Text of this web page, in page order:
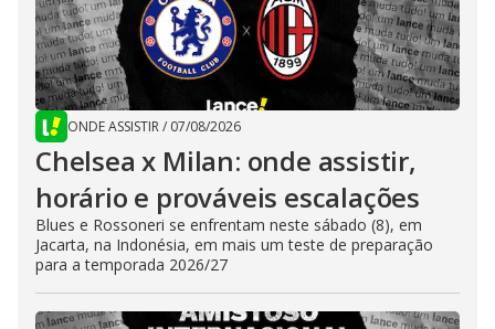
ONDE ASSISTIR/ 07/08/2026
Chelsea x Milan: onde assistir,
horário e prováveis escalações
Blues e Rossoneri se enfrentam neste sábado (8), em
Jacarta, na Indonésia, em mais um teste de preparação
para a temporada 2026/27